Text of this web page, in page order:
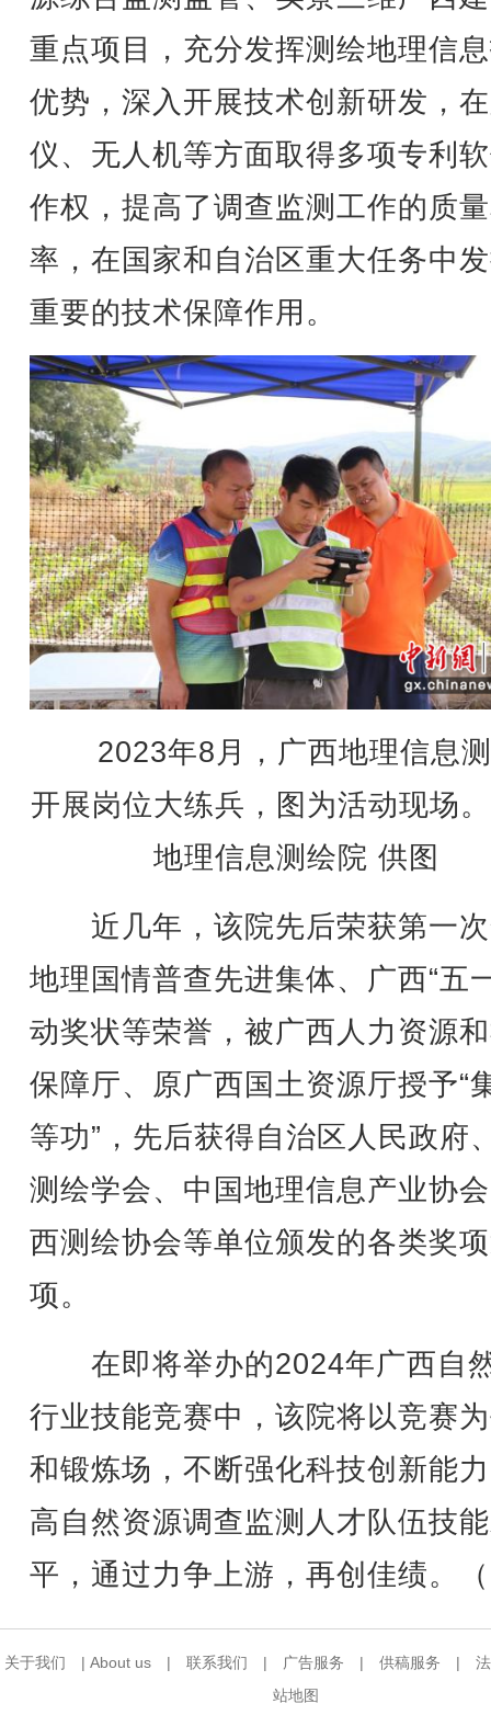
重点项目，充分发挥测绘地理信
优势，深入开展技术创新研发，
仪、无人机等方面取得多项专利
作权，提高了调查监测工作的质
率，在国家和自治区重大任务中
重要的技术保障作用。
2023年8月，广西地理信息
开展岗位大练兵，图为活动现场
地理信息测绘院 供图
近几年，该院先后荣获第一
地理国情普查先进集体、广西“五
动奖状等荣誉，被广西人力资源
保障厅、原广西国土资源厅授予“
等功”，先后获得自治区人民政府
测绘学会、中国地理信息产业协
西测绘协会等单位颁发的各类奖
项。
在即将举办的2024年广西自
行业技能竞赛中，该院将以竞赛
和锻炼场，不断强化科技创新能
高自然资源调查监测人才队伍技
平，通过力争上游，再创佳绩。
关于我们 | About us | 联系我们 | 广告服务 | 供稿服务 |
站地图